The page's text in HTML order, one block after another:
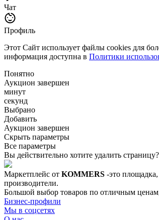
Чат
Профиль
Этот Сайт использует файлы cookies для
информация доступна в Политики
Понятно
Аукцион завершен
минут
секунд
Выбрано
Добавить
Аукцион завершен
Скрыть параметры
Все параметры
Вы действительно хотите удалить страницу?
Маркетплейс от KOMMERS -это
производители.
Большой выбор товаров по отличным ценам,
Бизнес-профили
Мы в соцсетях